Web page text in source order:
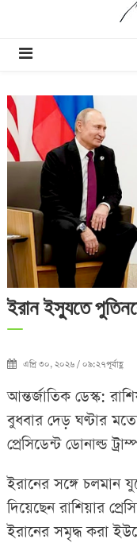
ইরান ইস্যুতে
এপ্রি ৩০, ২০২৬ / ০৯:২৭পূর্বাহ্ণ
আন্তর্জাতিক ডেস্ক:
বুধবার দেড় ঘণ্টার
প্রেসিডেন্ট ডোনাল্ড
ইরানের সঙ্গে চলমান
দিয়েছেন রাশিয়ার
ইরানের সমৃদ্ধ করা